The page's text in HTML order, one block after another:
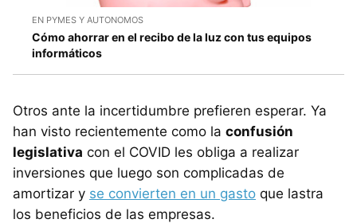
EN PYMES Y AUTONOMOS
Cómo ahorrar en el recibo de la luz con tus equipos
informáticos
Otros ante la incertidumbre prefieren esperar. Ya
han visto recientemente como la confusión
legislativa con el COVID les obliga a realizar
inversiones que luego son complicadas de
amortizar y se convierten en un gasto que lastra
los beneficios de las empresas.